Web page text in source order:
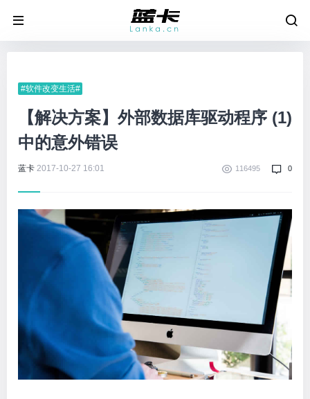
#软件改变生活#
【解决方案】外部数据库驱动程序 (1)
中的意外错误
蓝卡 2017-10-27 16:01 116495 0